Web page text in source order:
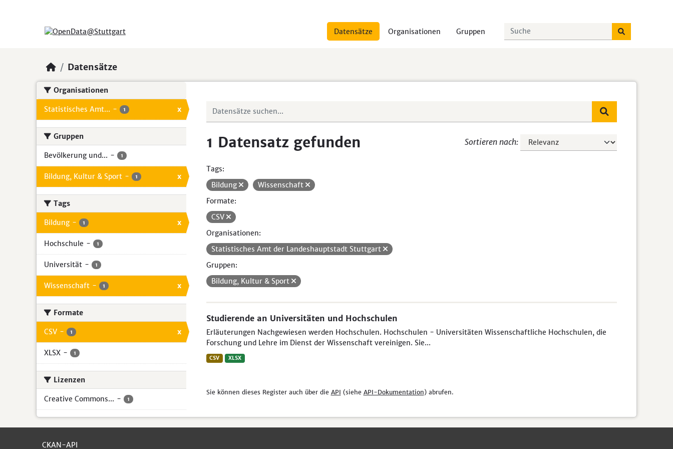
Datensätze Organisationen Gruppen
Datensätze
Organisationen
Statistisches Amt... - 1 x
Gruppen
Bevölkerung und... - 1
Bildung, Kultur & Sport - 1 x
Tags
Bildung - 1 x
Hochschule - 1
Universität - 1
Wissenschaft - 1 x
Formate
CSV - 1 x
XLSX - 1
Lizenzen
Creative Commons... - 1
Sortieren nach
1 Datensatz gefunden
Tags:
Bildung
Wissenschaft
Formate:
CSV
Organisationen:
Statistisches Amt der Landeshauptstadt Stuttgart
Gruppen:
Bildung, Kultur & Sport
Studierende an Universitäten und Hochschulen
Erläuterungen Nachgewiesen werden Hochschulen. Hochschulen - Universitäten Wissenschaftliche Hochschulen, die
Forschung und Lehre im Dienst der Wissenschaft vereinigen. Sie...
CSV XLSX
Sie können dieses Register auch über die API (siehe API-Dokumentation) abrufen.
CKAN-API